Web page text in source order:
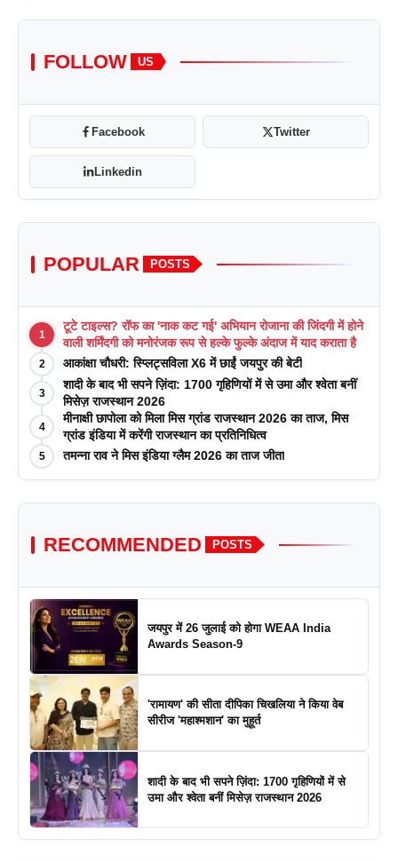
FOLLOW US
Facebook Twitter
Linkedin
POPULAR POSTS
1
टूटे टाइल्स? रॉफ का 'नाक कट गई' अभियान रोजाना की जिंदगी में होने
वाली शर्मिंदगी को मनोरंजक रूप से हल्के फुल्के अंदाज में याद कराता है
2 आकांक्षा चौधरी: स्प्लिट्सविला X6 में छाईं जयपुर की बेटी
3
शादी के बाद भी सपने ज़िंदा: 1700 गृहिणियों में से उमा और श्वेता बनीं
मिसेज़ राजस्थान 2026
4
मीनाक्षी छापोला को मिला मिस ग्रांड राजस्थान 2026 का ताज, मिस
ग्रांड इंडिया में करेंगी राजस्थान का प्रतिनिधित्व
5 तमन्ना राव ने मिस इंडिया ग्लैम 2026 का ताज जीता
RECOMMENDED POSTS
जयपुर में 26 जुलाई को होगा WEAA India
Awards Season-9
'रामायण' की सीता दीपिका चिखलिया ने किया वेब
सीरीज 'महाश्मशान' का मुहूर्त
शादी के बाद भी सपने ज़िंदा: 1700 गृहिणियों में से
उमा और श्वेता बनीं मिसेज़ राजस्थान 2026